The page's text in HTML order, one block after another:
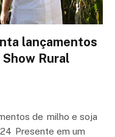
lançamentos
Rural
de milho e soja
Presente em um